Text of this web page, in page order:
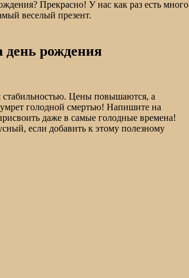
Прекрасно! У нас как раз есть много
веселый презент.
рождения
стабильностью. Цены повышаются, а
голодной смертью! Напишите на
даже в самые голодные времена!
если добавить к этому полезному